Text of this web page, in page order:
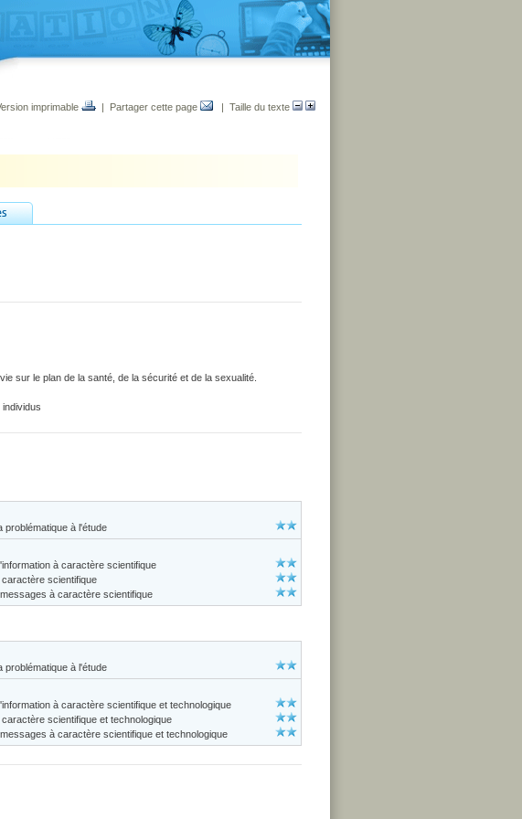
imprimable | Partager cette page | Taille du texte
sur le plan de la santé, de la sécurité et de la sexualité.
problématique à l'étude
à caractère scientifique
scientifique
à caractère scientifique
problématique à l'étude
à caractère scientifique et technologique
scientifique et technologique
à caractère scientifique et technologique